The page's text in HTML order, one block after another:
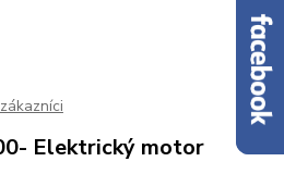
Elektrický motor